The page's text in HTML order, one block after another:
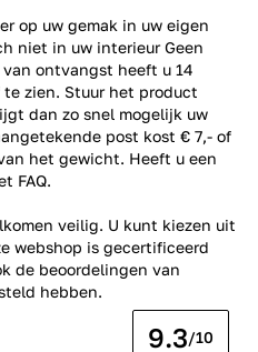
op uw gemak in uw eigen
niet in uw interieur Geen
ontvangst heeft u 14
zien. Stuur het product
dan zo snel mogelijk uw
post kost € 7,- of
het gewicht. Heeft u een
FAQ.
veilig. U kunt kiezen uit
webshop is gecertificeerd
de beoordelingen van
hebben.
9.3/10